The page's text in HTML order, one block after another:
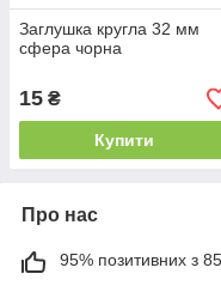
Заглушка кругла 32 мм
сфера чорна
15 ₴
Купити
Про нас
95% позитивних з 85